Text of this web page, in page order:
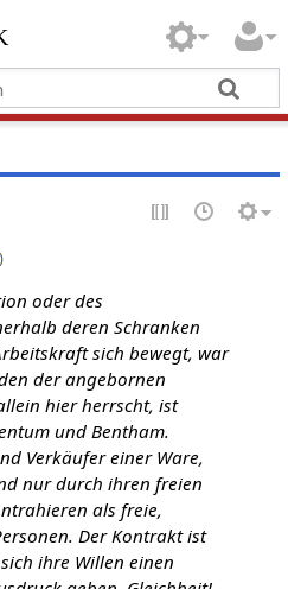
oder des
deren Schranken
sich bewegt, war
der angebornen
hier herrscht, ist
und Bentham.
Verkäufer einer Ware,
nur durch ihren freien
als freie,
Der Kontrakt ist
ihre Willen einen